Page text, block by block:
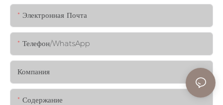
Электронная Почта
Телефон/WhatsApp
Компания
Содержание